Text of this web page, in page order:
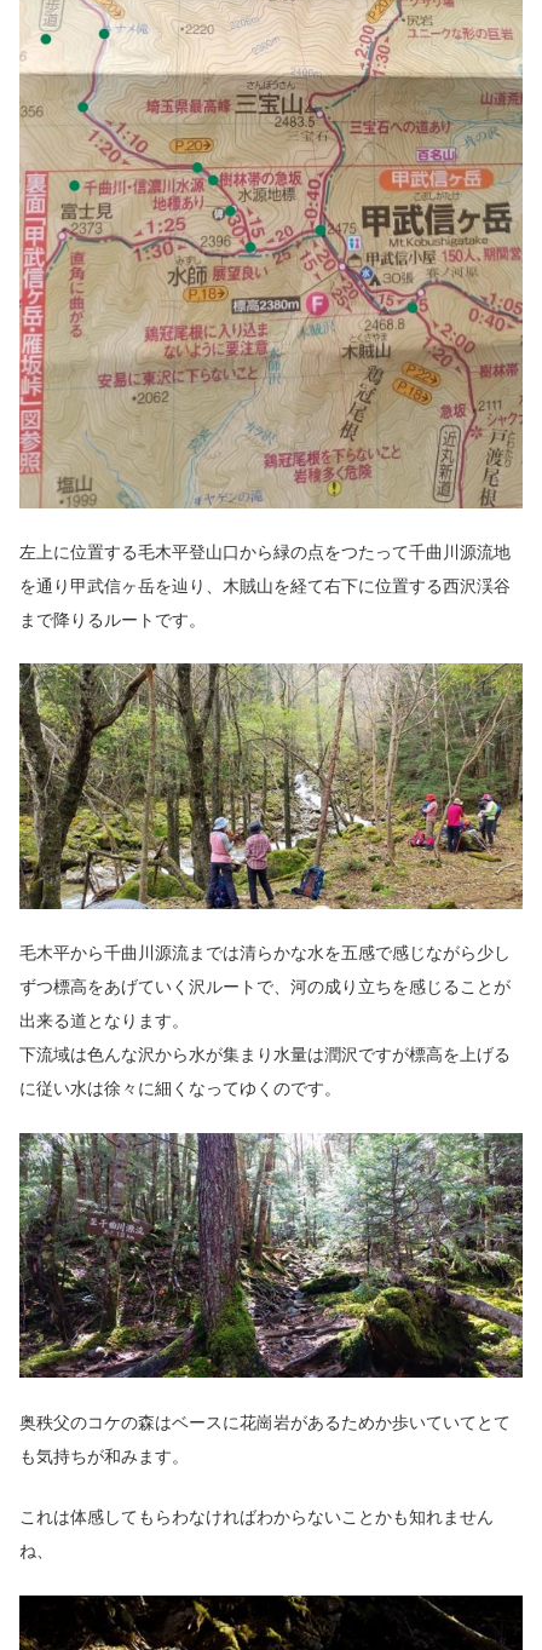
左上に位置する毛木平登山口から緑の点をつたって千曲川源流地
を通り甲武信ヶ岳を辿り、木賊山を経て右下に位置する西沢渓谷
まで降りるルートです。
毛木平から千曲川源流までは清らかな水を五感で感じながら少し
ずつ標高をあげていく沢ルートで、河の成り立ちを感じることが
出来る道となります。
下流域は色んな沢から水が集まり水量は潤沢ですが標高を上げる
に従い水は徐々に細くなってゆくのです。
奥秩父のコケの森はベースに花崗岩があるためか歩いていてとて
も気持ちが和みます。
これは体感してもらわなければわからないことかも知れません
ね、